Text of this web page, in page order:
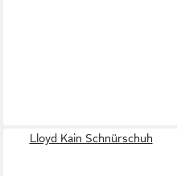
Lloyd Kain Schnürschuh